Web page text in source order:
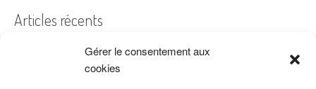
Gérer le consentement aux
cookies
Articles récents
A quelles dates de l’année offre-t-on des fleurs ?
Les fleurs préférées des Français